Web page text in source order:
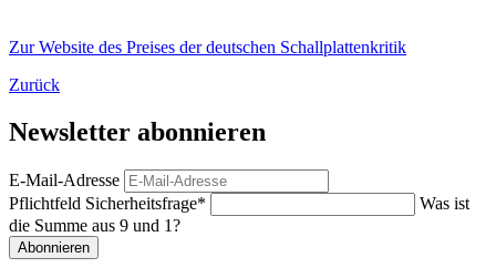
Zur Website des Preises der deutschen Schallplattenkritik
Zurück
Newsletter abonnieren
E-Mail-Adresse
Pflichtfeld Sicherheitsfrage*
Was ist
die Summe aus 9 und 1?
Abonnieren